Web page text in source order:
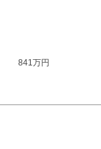
841万円